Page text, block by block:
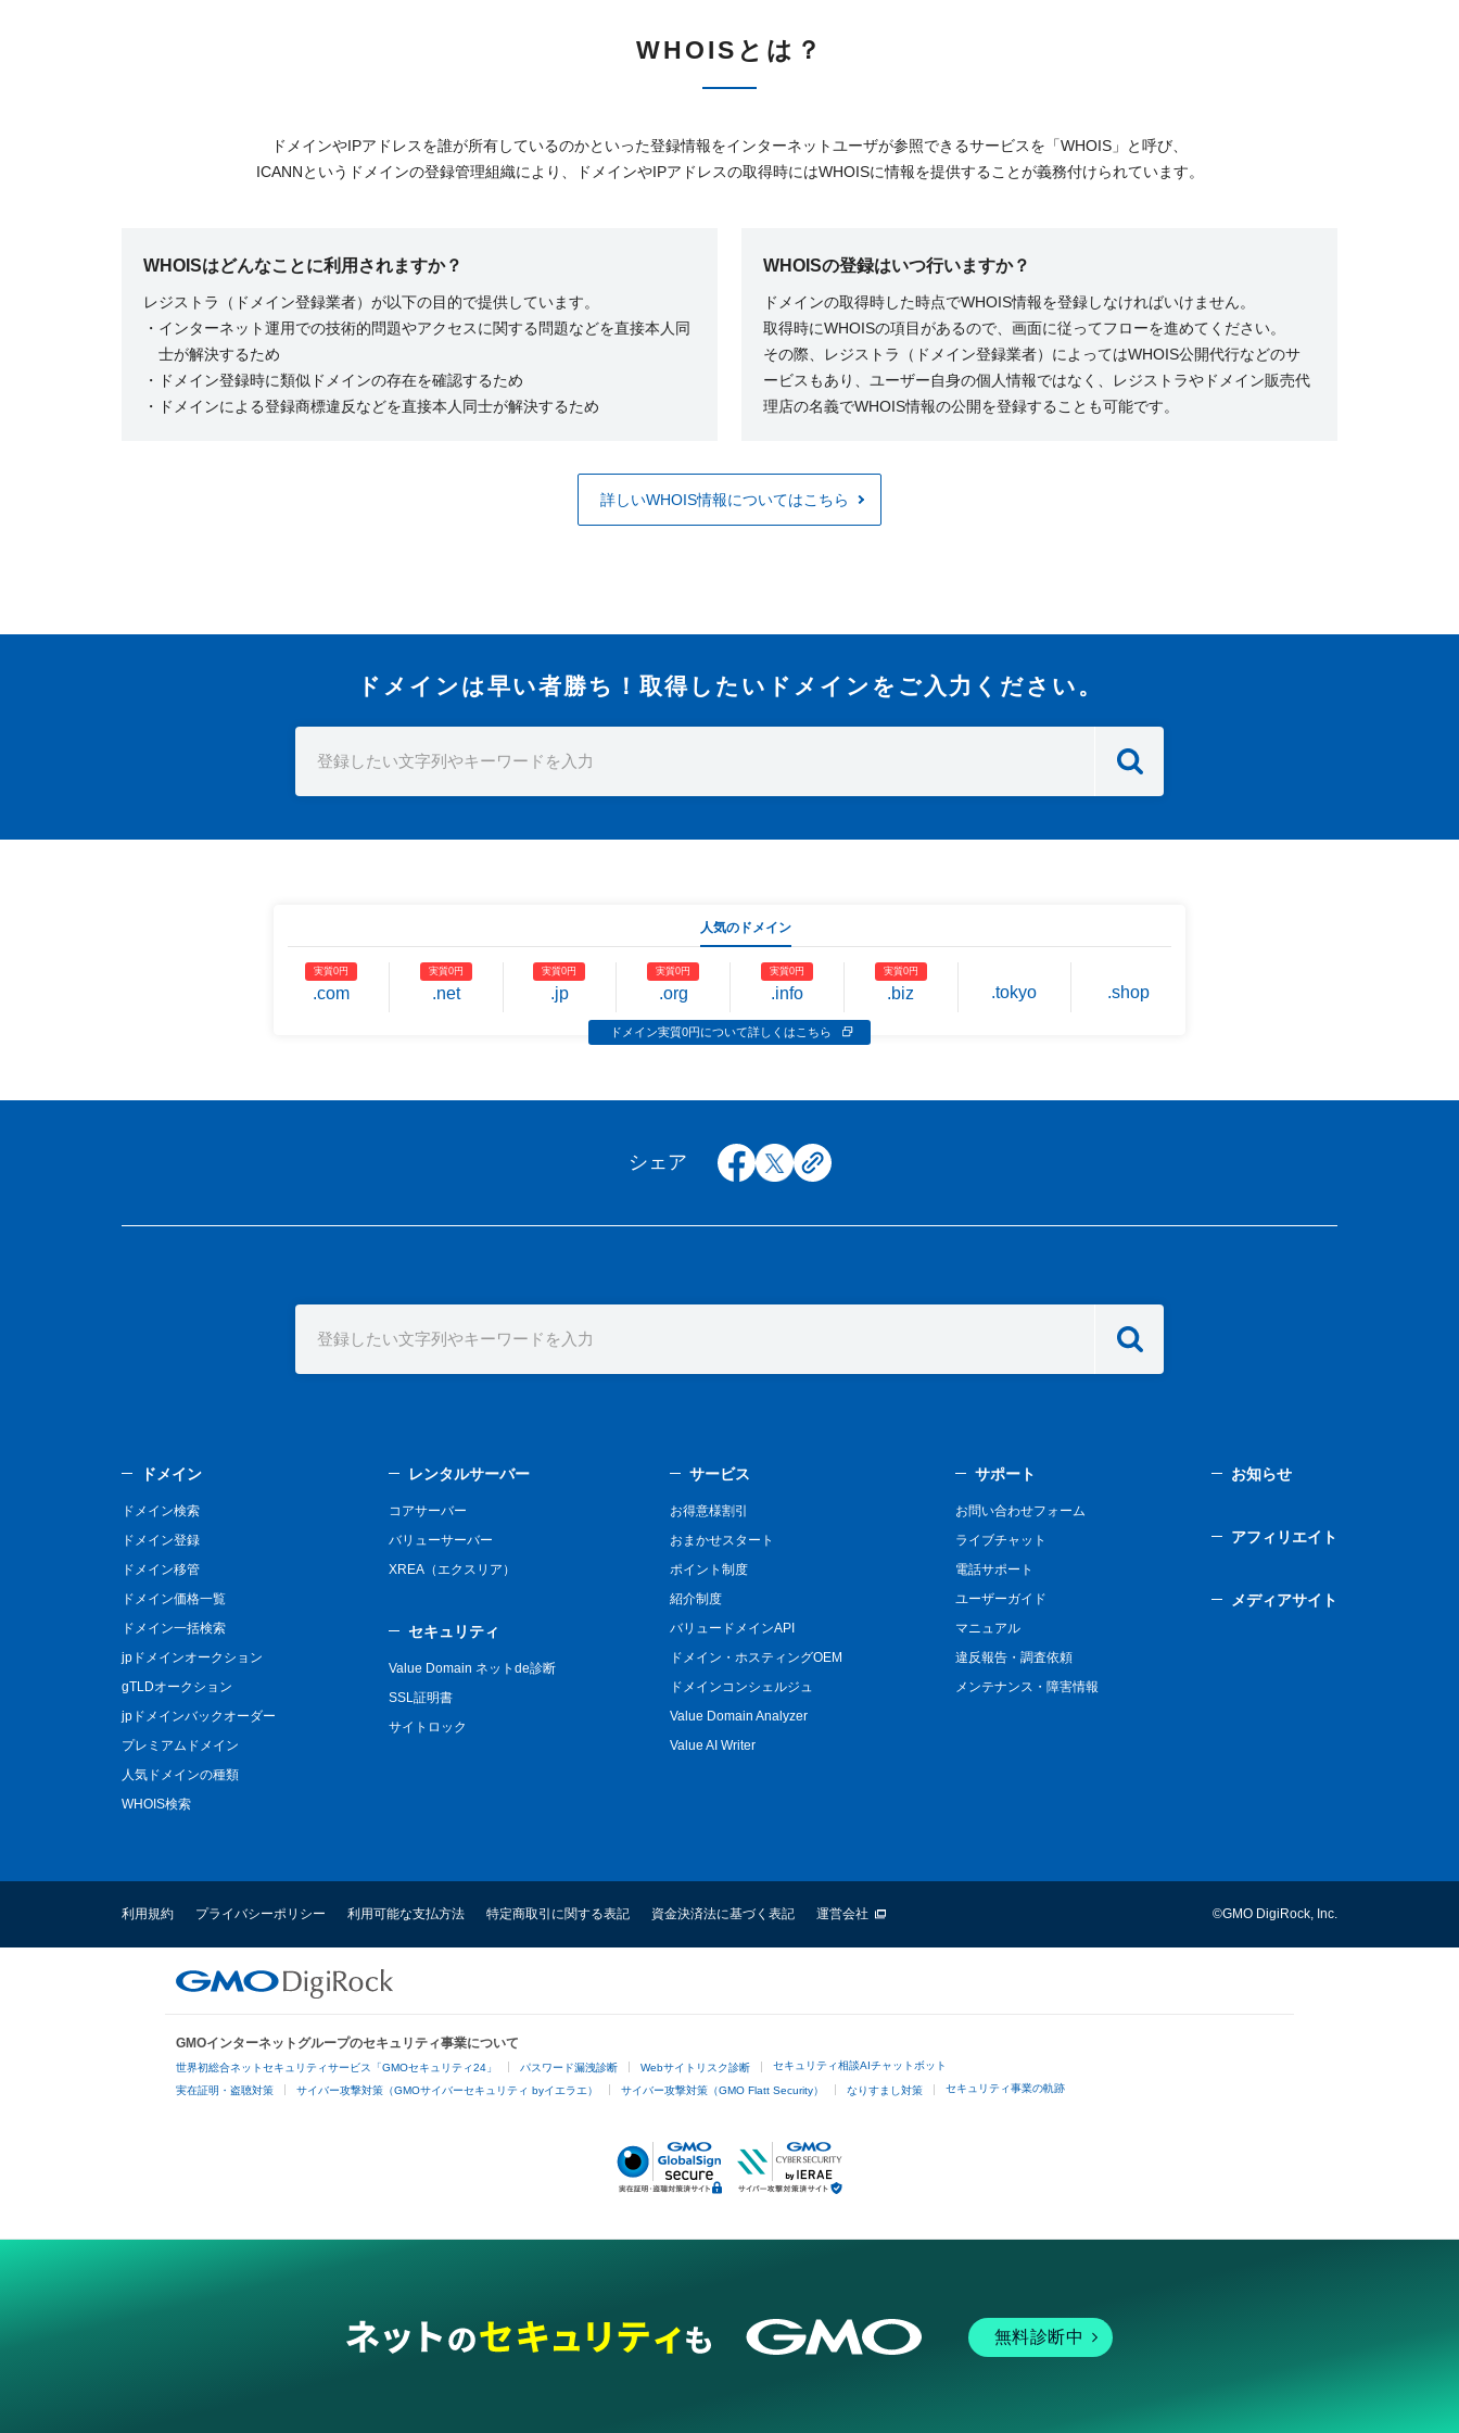
WHOISとは？
ドメインやIPアドレスを誰が所有しているのかといった登録情報をインターネットユーザが参照できるサービスを「WHOIS」と呼び、
ICANNというドメインの登録管理組織により、ドメインやIPアドレスの取得時にはWHOISに情報を提供することが義務付けられています。
WHOISはどんなことに利用されますか？
レジストラ（ドメイン登録業者）が以下の目的で提供しています。
インターネット運用での技術的問題やアクセスに関する問題などを直接本人同
士が解決するため
ドメイン登録時に類似ドメインの存在を確認するため
ドメインによる登録商標違反などを直接本人同士が解決するため
WHOISの登録はいつ行いますか？
ドメインの取得時した時点でWHOIS情報を登録しなければいけません。
取得時にWHOISの項目があるので、画面に従ってフローを進めてください。
その際、レジストラ（ドメイン登録業者）によってはWHOIS公開代行などのサ
ービスもあり、ユーザー自身の個人情報ではなく、レジストラやドメイン販売代
理店の名義でWHOIS情報の公開を登録することも可能です。
詳しいWHOIS情報についてはこちら
ドメインは早い者勝ち！ 取得したいドメインをご入力ください。
人気のドメイン
実質0円
.com
実質0円
.net
実質0円
.jp
実質0円
.org
実質0円
.info
実質0円
.biz .tokyo .shop
ドメイン実質0円について詳しくはこちら
シェア facebook
x copy
ドメイン
ドメイン検索
ドメイン登録
ドメイン移管
ドメイン価格一覧
ドメイン一括検索
jpドメインオークション
gTLDオークション
jpドメインバックオーダー
プレミアムドメイン
人気ドメインの種類
WHOIS検索
レンタルサーバー
コアサーバー
バリューサーバー
XREA（エクスリア）
セキュリティ
Value Domain ネットde診断
SSL証明書
サイトロック
サービス
お得意様割引
おまかせスタート
ポイント制度
紹介制度
バリュードメインAPI
ドメイン・ホスティングOEM
ドメインコンシェルジュ
Value Domain Analyzer
Value AI Writer
サポート
お問い合わせフォーム
ライブチャット
電話サポート
ユーザーガイド
マニュアル
違反報告・調査依頼
メンテナンス・障害情報
お知らせ
アフィリエイト
メディアサイト
利用規約 プライバシーポリシー 利用可能な支払方法 特定商取引に関する表記 資金決済法に基づく表記 運営会社 ©GMO DigiRock, Inc.
GMOインターネットグループのセキュリティ事業について
世界初総合ネットセキュリティサービス「GMOセキュリティ24」 パスワード漏洩診断 Webサイトリスク診断 セキュリティ相談AIチャットボット
実在証明・盗聴対策 サイバー攻撃対策（GMOサイバーセキュリティ byイエラエ） サイバー攻撃対策（GMO Flatt Security） なりすまし対策 セキュリティ事業の軌跡
無料診断中